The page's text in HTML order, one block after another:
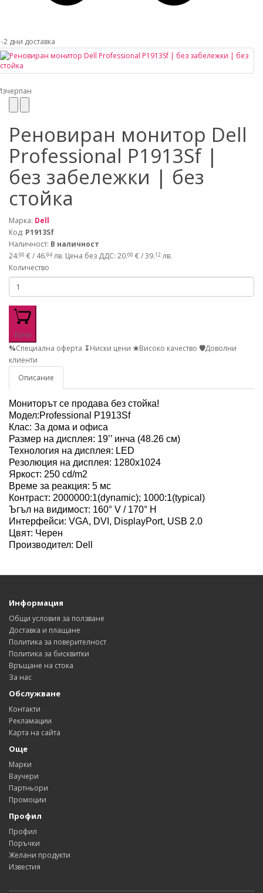
2 дни доставка
Реновиран монитор Dell
Professional P1913Sf |
без забележки | без
стойка
Марка: Dell
Код: P1913Sf
Наличност: В наличност
24.00 € / 46.94 лв. Цена без ДДС: 20.00 € / 39.12 лв.
Количество
Купи
%Специална оферта ↧Ниски цени ★Високо качество 🛡Доволни
клиенти
Описание
Мониторът се продава без стойка!
Модел:Professional P1913Sf
Клас: За дома и офиса
Размер на дисплея: 19’’ инча (48.26 см)
Технология на дисплея: LED
Резолюция на дисплея: 1280x1024
Яркост: 250 cd/m2
Време за реакция: 5 мс
Контраст: 2000000:1(dynamic); 1000:1(typical)
Ъгъл на видимост: 160° V / 170° H
Интерфейси: VGA, DVI, DisplayPort, USB 2.0
Цвят: Черен
Производител: Dell
Информация
Общи условия за ползване
Доставка и плащане
Политика за поверителност
Политика за бисквитки
Връщане на стока
За нас
Обслужване
Контакти
Рекламации
Карта на сайта
Още
Марки
Ваучери
Партньори
Промоции
Профил
Профил
Поръчки
Желани продукти
Известия